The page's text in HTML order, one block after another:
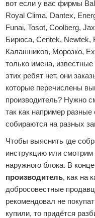
вот если у вас фирмы
Royal Clima, Dantex,
Funai, Tosot, Coolberg,
Бирюса, Centek, Newtek,
Калашников, Морозко,
только имена,
этих ребят нет, они
которые перечислены
производитель? Нужно
так как например
собираются на разных
Чтобы выяснить где
инструкцию или
наружного блока. В
производитель, как на
добросовестные
рекомендовал не
купили, то придётся